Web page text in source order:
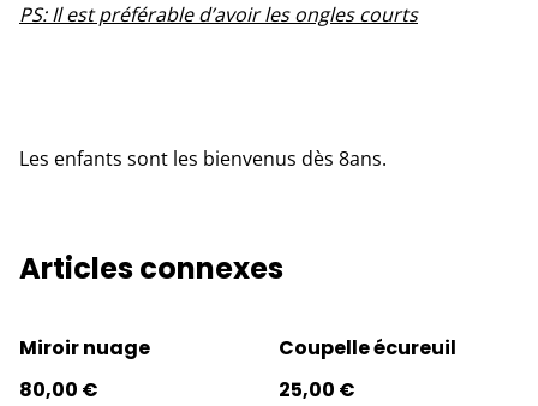
PS: Il est préférable d’avoir les ongles courts
Les enfants sont les bienvenus dès 8ans.
Articles connexes
Miroir nuage
80,00 €
Coupelle écureuil
25,00 €